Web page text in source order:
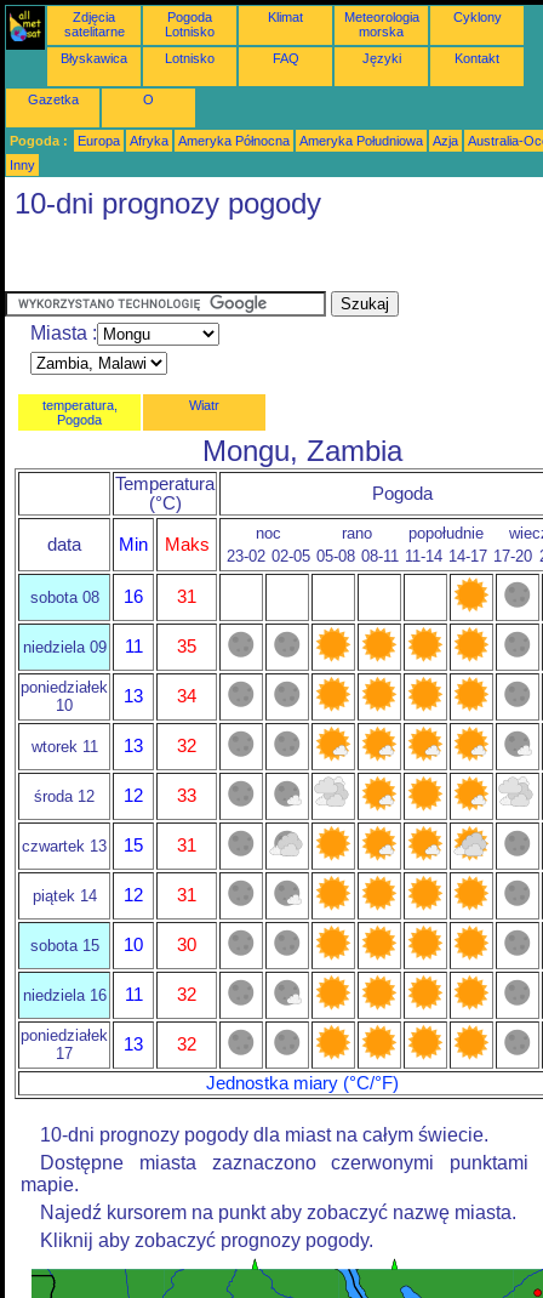
Zdjęcia
satelitarne
Pogoda
Lotnisko
Klimat
Meteorologia
morska
Cyklony
Błyskawica Lotnisko FAQ Języki Kontakt
Gazetka O
Pogoda : Europa Afryka Ameryka Północna Ameryka Południowa Azja
Australia-
Inny
10-dni prognozy pogody
Miasta :
temperatura,
Pogoda
Wiatr
Mongu, Zambia
Temperatura
(°C)
Pogoda
data Min Maks
noc rano popołudnie
23-02 02-05 05-08 08-11 11-14 14-17 17-20
sobota 08 16 31
niedziela 09 11 35
poniedziałek
10
13 34
wtorek 11 13 32
środa 12 12 33
czwartek 13 15 31
piątek 14 12 31
sobota 15 10 30
niedziela 16 11 32
poniedziałek
17
13
32
Jednostka miary (°C/°F)
10-dni prognozy pogody dla miast na całym świecie.
Dostępne miasta zaznaczono czerwonymi punktami
mapie.
Najedź kursorem na punkt aby zobaczyć nazwę miasta.
Kliknij aby zobaczyć prognozy pogody.